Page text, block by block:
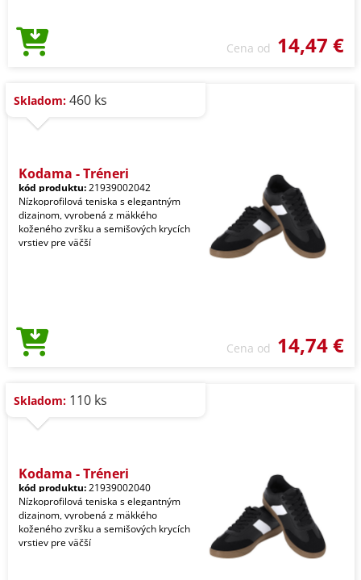
Cena od 14,47 €
Skladom: 460 ks
Kodama - Tréneri
kód produktu:21939002042
Nízkoprofilová teniska s elegantným
dizajnom, vyrobená z mäkkého
koženého zvršku a semišových krycích
vrstiev pre väčší
Cena od 14,74 €
Skladom: 110 ks
Kodama - Tréneri
kód produktu:21939002040
Nízkoprofilová teniska s elegantným
dizajnom, vyrobená z mäkkého
koženého zvršku a semišových krycích
vrstiev pre väčší